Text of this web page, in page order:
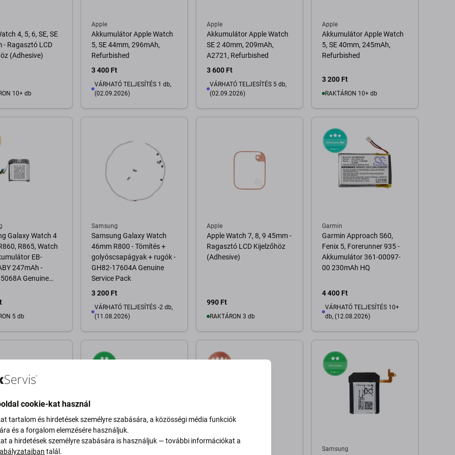
4, 5, 6, SE, SE
- Ragasztó LCD
(Adhesive)
10+ db
Apple
Akkumulátor Apple Watch
5, SE 44mm, 296mAh,
Refurbished
3 400 Ft
VÁRHATÓ TELJESÍTÉS 1 db,
(02.09.2026)
Apple
Akkumulátor Apple Watch
SE 2 40mm, 209mAh,
A2721, Refurbished
3 600 Ft
VÁRHATÓ TELJESÍTÉS 5 db,
(02.09.2026)
Apple
Akkumulátor Apple Watch
5, SE 40mm, 245mAh,
Refurbished
3 200 Ft
RAKTÁRON 10+ db
Galaxy Watch 4
R865, Watch
EB-
247mAh -
Genuine
5 db
Samsung
Samsung Galaxy Watch
46mm R800 - Tömítés +
golyóscsapágyak + rugók -
GH82-17604A Genuine
Service Pack
3 200 Ft
VÁRHATÓ TELJESÍTÉS -2 db,
(11.08.2026)
Kosárba
Apple
Apple Watch 7, 8, 9 45mm -
Ragasztó LCD Kijelzőhöz
(Adhesive)
990 Ft
RAKTÁRON 3 db
Garmin
Garmin Approach S60,
Fenix 5, Forerunner 935 -
Akkumulátor 361-00097-
00 230mAh HQ
4 400 Ft
VÁRHATÓ TELJESÍTÉS 10+
db, (12.08.2026)
A pálya elérhetősége
Samsung
cookie-kat használ
tartalom és hirdetések személyre szabására, a közösségi média funkciók
és a forgalom elemzésére használjuk.
a hirdetések személyre szabására is használjuk — további információkat a
talál.